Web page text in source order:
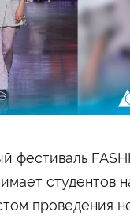
Миграционный учет
Карта
фестиваль
студентов
проведения